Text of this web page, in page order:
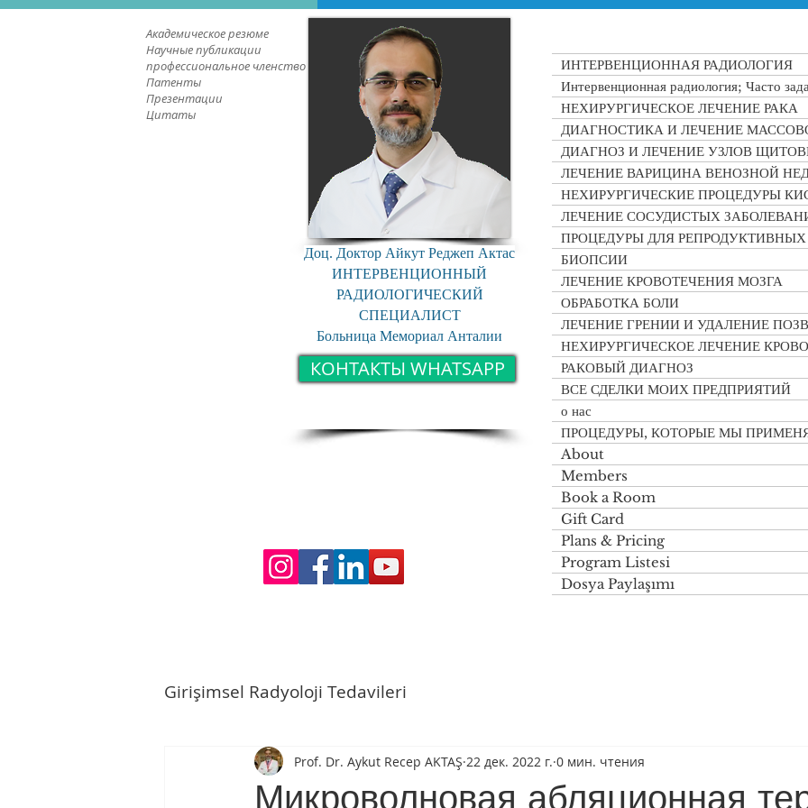
Академическое резюме
Научные публикации
профессиональное членство
Патенты
Презентации
Цитаты
Доц. Доктор Айкут Реджеп Актас
ИНТЕРВЕНЦИОННЫЙ
РАДИОЛОГИЧЕСКИЙ
СПЕЦИАЛИСТ
Больница Мемориал Анталии
КОНТАКТЫ WHATSAPP
ИНТЕРВЕНЦИОННАЯ РАДИОЛОГИЯ
Интервенционная радиология; Часто
НЕХИРУРГИЧЕСКОЕ ЛЕЧЕНИЕ РАКА
ДИАГНОСТИКА И ЛЕЧЕНИЕ
ДИАГНОЗ И ЛЕЧЕНИЕ УЗЛОВ
ЛЕЧЕНИЕ ВАРИЦИНА ВЕНОЗНОЙ
НЕХИРУРГИЧЕСКИЕ ПРОЦЕДУРЫ
ЛЕЧЕНИЕ СОСУДИСТЫХ
ПРОЦЕДУРЫ ДЛЯ
БИОПСИИ
ЛЕЧЕНИЕ КРОВОТЕЧЕНИЯ МОЗГА
ОБРАБОТКА БОЛИ
ЛЕЧЕНИЕ ГРЕНИИ И УДАЛЕНИЕ
НЕХИРУРГИЧЕСКОЕ ЛЕЧЕНИЕ
РАКОВЫЙ ДИАГНОЗ
ВСЕ СДЕЛКИ МОИХ ПРЕДПРИЯТИЙ
о нас
ПРОЦЕДУРЫ, КОТОРЫЕ МЫ
About
Members
Book a Room
Gift Card
Plans & Pricing
Program Listesi
Dosya Paylaşımı
Girişimsel Radyoloji Tedavileri
Микроволновая абляционная
Prof. Dr. Aykut Recep AKTAŞ 22 дек. 2022 г. 0 мин. чтения